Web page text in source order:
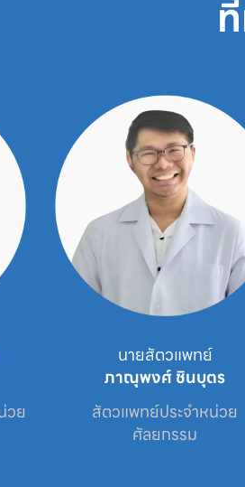
ย
นายสัตวแพทย์
ภาณุพงศ์ ชินบุตร
สัตวแพทย์ประจำหน่วย
ศัลยกรรม